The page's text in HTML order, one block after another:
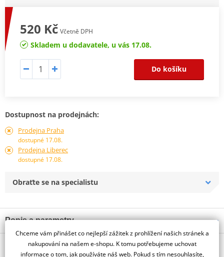
520 Kč Včetně DPH
Skladem u dodavatele, u vás 17.08.
Do košíku
Dostupnost na prodejnách:
Prodejna Praha
dostupné 17.08.
Prodejna Liberec
dostupné 17.08.
Obraťte se na specialistu
Popis a parametry
Jsme autorizovaný
dealer značky HJC
O výrobci
Chceme vám přinášet co nejlepší zážitek z prohlížení našich stránek a
nakupování na našem e-shopu. K tomu potřebujeme uchovat
informace o tom, jak používáte náš web. Pokud s tím nesouhlasíte,